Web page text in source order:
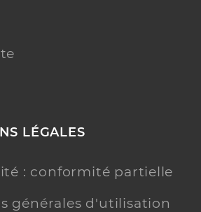
LÉGALES
: conformité partielle
générales d'utilisation